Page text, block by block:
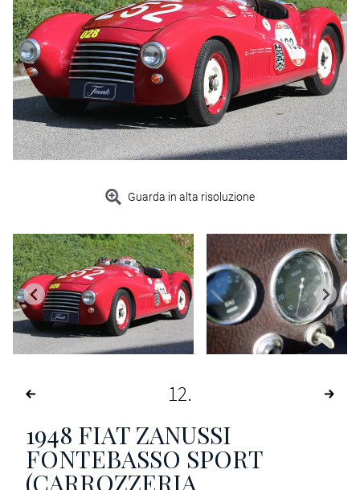
Guarda in alta risoluzione
12
1948 FIAT ZANUSSI
FONTEBASSO SPORT
(CARROZZERIA